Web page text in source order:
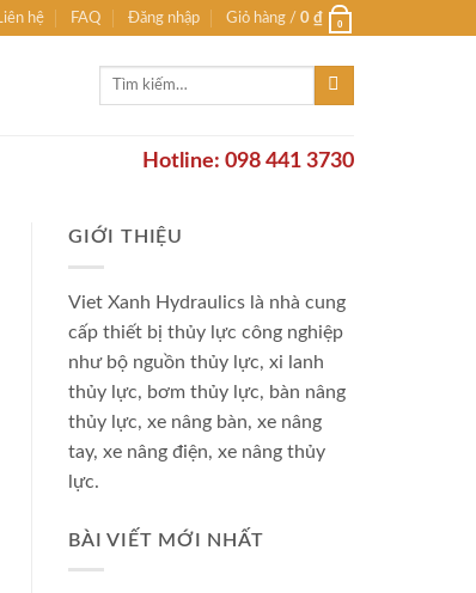
Liên hệ FAQ Đăng nhập Giỏ hàng / 0 ₫ 0
Tìm
Hotline: 098 441 3730
GIỚI THIỆU
Viet Xanh Hydraulics là nhà cung
cấp thiết bị thủy lực công nghiệp
như bộ nguồn thủy lực, xi lanh
thủy lực, bơm thủy lực, bàn nâng
thủy lực, xe nâng bàn, xe nâng
tay, xe nâng điện, xe nâng thủy
lực.
BÀI VIẾT MỚI NHẤT